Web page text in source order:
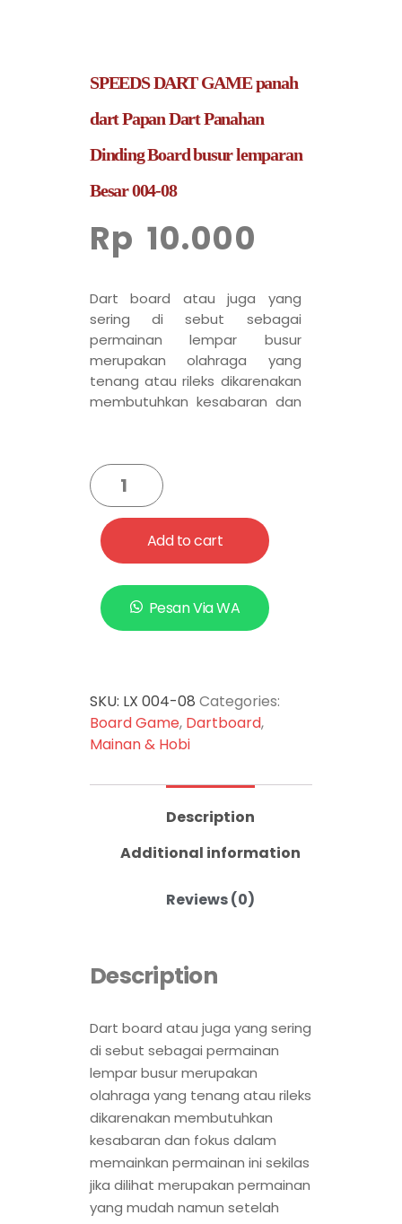
SPEEDS DART GAME panah
dart Papan Dart Panahan
Dinding Board busur lemparan
Besar 004-08
Rp 10.000
Dart board atau juga yang
sering di sebut sebagai
permainan lempar busur
merupakan olahraga yang
tenang atau rileks dikarenakan
membutuhkan kesabaran dan
merupakan permainan yang
mudah namun setelah
mencoba anda akan
merasakan betapa fokus nya
permainan iniAdd to cart
Pesan Via WA
SKU: LX 004-08 Categories:
Board Game, Dartboard,
Mainan & Hobi
Description
Additional information
Reviews (0)
Description
Dart board atau juga yang sering
di sebut sebagai permainan
lempar busur merupakan
olahraga yang tenang atau rileks
dikarenakan membutuhkan
kesabaran dan fokus dalam
memainkan permainan ini sekilas
jika dilihat merupakan permainan
yang mudah namun setelah